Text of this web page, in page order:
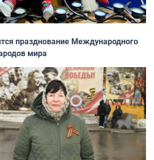
празднование Международного
мира